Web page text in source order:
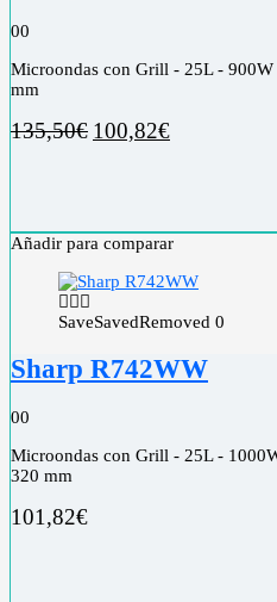
00
Microondas con Grill - 25L - 900W
mm
135,50€ 100,82€
Añadir para comparar
SaveSavedRemoved 0
Sharp R742WW
00
Microondas con Grill - 25L -
320 mm
101,82€